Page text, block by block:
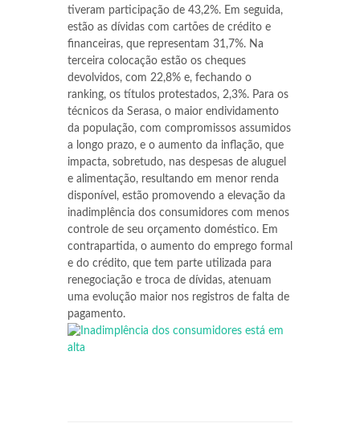
tiveram participação de 43,2%. Em seguida,
estão as dívidas com cartões de crédito e
financeiras, que representam 31,7%. Na
terceira colocação estão os cheques
devolvidos, com 22,8% e, fechando o
ranking, os títulos protestados, 2,3%. Para os
técnicos da Serasa, o maior endividamento
da população, com compromissos assumidos
a longo prazo, e o aumento da inflação, que
impacta, sobretudo, nas despesas de aluguel
e alimentação, resultando em menor renda
disponível, estão promovendo a elevação da
inadimplência dos consumidores com menos
controle de seu orçamento doméstico. Em
contrapartida, o aumento do emprego formal
e do crédito, que tem parte utilizada para
renegociação e troca de dívidas, atenuam
uma evolução maior nos registros de falta de
pagamento.